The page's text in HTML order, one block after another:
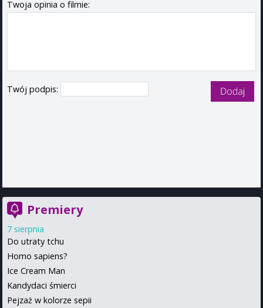
Twoja opinia o filmie:
Twój podpis:
Premiery
7 sierpnia
Do utraty tchu
Homo sapiens?
Ice Cream Man
Kandydaci śmierci
Pejzaż w kolorze sepii